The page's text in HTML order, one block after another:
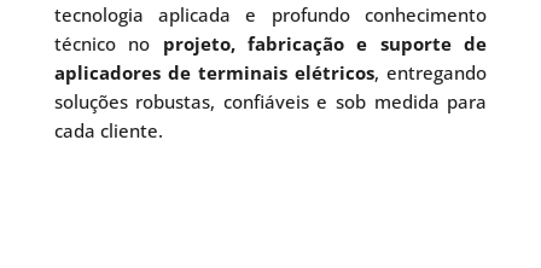
tecnologia aplicada e profundo conhecimento
técnico no projeto, fabricação e suporte de
aplicadores de terminais elétricos, entregando
soluções robustas, confiáveis e sob medida para
cada cliente.